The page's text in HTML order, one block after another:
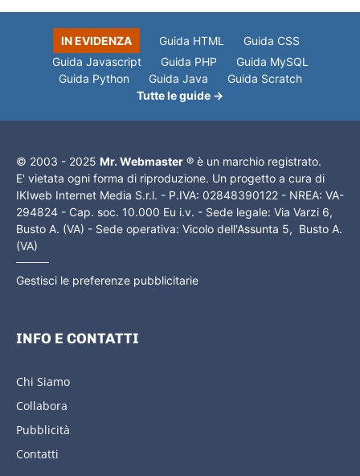
IN EVIDENZA Guida HTML
Guida CSS
Guida Javascript
Guida PHP
Guida MySQL
Guida Python
Guida Java
Guida Scratch
Tutte le guide →
© 2003 - 2025 Mr. Webmaster ® è un marchio registrato.
E' vietata ogni forma di riproduzione. Un progetto a cura di
IKIweb Internet Media S.r.l. - P.IVA: 02848390122 - NREA: VA-
294824 - Cap. soc. 10.000 Eu i.v. - Sede legale: Via Varzi 6,
Busto A. (VA) - Sede operativa: Vicolo dell'Assunta 5, Busto A.
(VA)
Gestisci le preferenze pubblicitarie
INFO E CONTATTI
Chi Siamo
Collabora
Pubblicità
Contatti